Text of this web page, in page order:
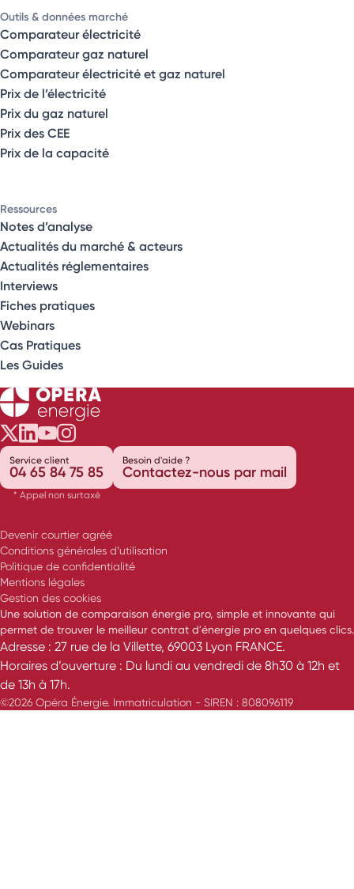
Outils & données marché
Comparateur électricité
Comparateur gaz naturel
Comparateur électricité et gaz naturel
Prix de l’électricité
Prix du gaz naturel
Prix des CEE
Prix de la capacité
Ressources
Notes d’analyse
Actualités du marché & acteurs
Actualités réglementaires
Interviews
Fiches pratiques
Webinars
Cas Pratiques
Les Guides
Opéra Énergie sur Twitter
Opéra Énergie sur LinkedIn
Opéra Énergie sur Youtube
Opéra Énergie sur Instagram
Service client
04 65 84 75 85
* Appel non surtaxé
Besoin d'aide ?
Contactez-nous par mail
Devenir courtier agréé
Conditions générales d’utilisation
Politique de confidentialité
Mentions légales
Gestion des cookies
Une solution de comparaison énergie pro, simple et innovante qui
permet de trouver le meilleur contrat d'énergie pro en quelques clics.
Adresse : 27 rue de la Villette, 69003 Lyon FRANCE.
Horaires d’ouverture : Du lundi au vendredi de 8h30 à 12h et
de 13h à 17h.
©2026 Opéra Énergie. Immatriculation - SIREN : 808096119